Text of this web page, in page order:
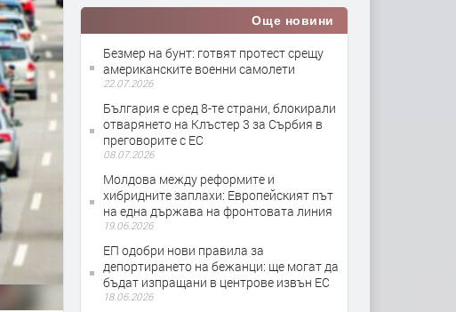
Още новини
Безмер на бунт: готвят протест срещу
американските военни самолети
22.07.2026
България е сред 8-те страни, блокирали
отварянето на Клъстер 3 за Сърбия в
преговорите с ЕС
08.07.2026
Молдова между реформите и
хибридните заплахи: Европейският път
на една държава на фронтовата линия
19.06.2026
ЕП одобри нови правила за
депортирането на бежанци: ще могат да
бъдат изпращани в центрове извън ЕС
18.06.2026